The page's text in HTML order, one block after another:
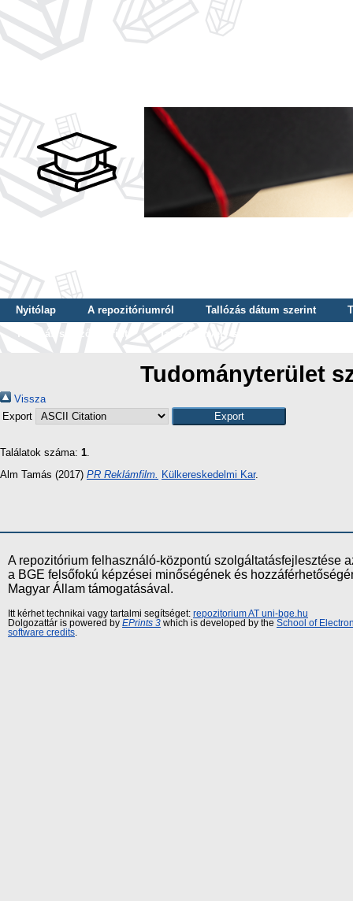
Nyitólap A repozitóriumról Tallózás dátum szerint
Tallózás szerző szerint
Tallózás nyelv szerint
Tudományterület
Vissza
Export
Találatok száma: 1.
Alm Tamás (2017) PR Reklámfilm. Külkereskedelmi Kar.
A repozitórium felhasználó-központú szolgáltatásfejlesztése
a BGE felsőfokú képzései minőségének és
Magyar Állam támogatásával.
Itt kérhet technikai vagy tartalmi segítséget: repozitorium AT uni-bge.hu
Dolgozattár is powered by EPrints 3 which is developed by the School of
software credits